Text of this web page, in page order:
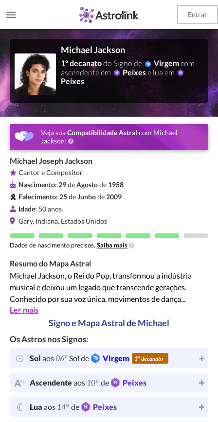
Entrar
Michael Jackson
1º decanatodo Signo de Virgemcom
ascendente em
Peixese lua em
Peixes
Veja suaCompatibilidade Astral com Michael
Jackson!
Michael Joseph Jackson
Cantor e Compositor
Nascimento: 29deAgostode 1958
Falecimento: 25deJunhode 2009
Idade: 50 anos
Gary, Indiana, Estados Unidos
Dados de nascimento precisos. Saiba mais
Resumo do Mapa Astral
Michael Jackson, o Rei do Pop, transformou a indústria
musical e deixou um legado que transcende gerações.
Conhecido por sua voz única, movimentos de dança...
Ler mais
Signo e Mapa Astral de Michael
Os Astros nos Signos:
Sol aos06°Sol de Virgem 1º decanato
Ascendenteaos 10° de Peixes
Lua aos 14° de Peixes